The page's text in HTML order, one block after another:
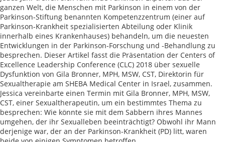
ganzen Welt, die Menschen mit Parkinson in einem von der
Parkinson-Stiftung benannten Kompetenzzentrum (einer auf
Parkinson-Krankheit spezialisierten Abteilung oder Klinik
innerhalb eines Krankenhauses) behandeln, um die neuesten
Entwicklungen in der Parkinson-Forschung und -Behandlung zu
besprechen. Dieser Artikel fasst die Präsentation der Centers of
Excellence Leadership Conference (CLC) 2018 über sexuelle
Dysfunktion von Gila Bronner, MPH, MSW, CST, Direktorin für
Sexualtherapie am SHEBA Medical Center in Israel, zusammen.
Jessica vereinbarte einen Termin mit Gila Bronner, MPH, MSW,
CST, einer Sexualtherapeutin, um ein bestimmtes Thema zu
besprechen: Wie könnte sie mit dem Sabbern ihres Mannes
umgehen, der ihr Sexualleben beeinträchtigt? Obwohl ihr Mann
derjenige war, der an der Parkinson-Krankheit (PD) litt, waren